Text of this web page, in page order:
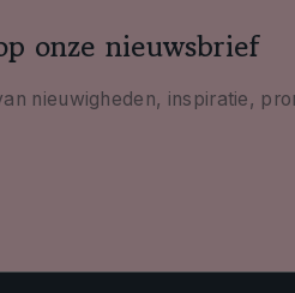
onze nieuwsbrief
nieuwigheden, inspiratie,